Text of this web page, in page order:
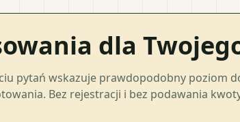
dla
pytań wskazuje prawdopodobny poziom
Bez rejestracji i bez podawania